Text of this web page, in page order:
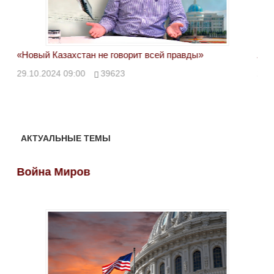
«Новый Казахстан не говорит всей правды»
29.10.2024 09:00 39623
АКТУАЛЬНЫЕ ТЕМЫ
Война Миров